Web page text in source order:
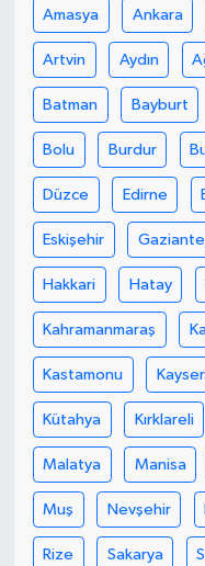
Amasya Ankara
Artvin Aydın
Batman Bayburt
Bolu Burdur
Düzce Edirne
Eskişehir
Hakkari Hatay
Kahramanmaraş
Kastamonu
Kütahya Kırklareli
Malatya Manisa
Muş Nevşehir
Rize Sakarya